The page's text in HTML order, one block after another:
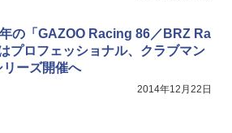
の「GAZOO Racing 86／BRZ Ra
プロフェッショナル、クラブマン
リーズ開催へ
2014年12月22日